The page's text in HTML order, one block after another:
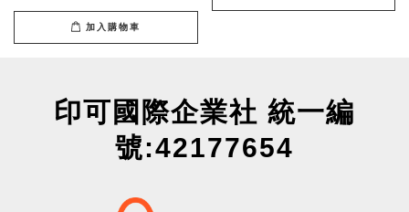
加入購物車
印可國際企業社 統一編
號:42177654